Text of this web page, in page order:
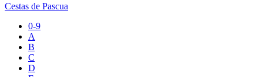
Cestas de Pascua
0-9
A
B
C
D